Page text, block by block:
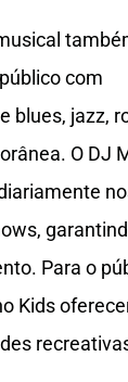
com
blues, jazz,
O DJ
Para o
Kids